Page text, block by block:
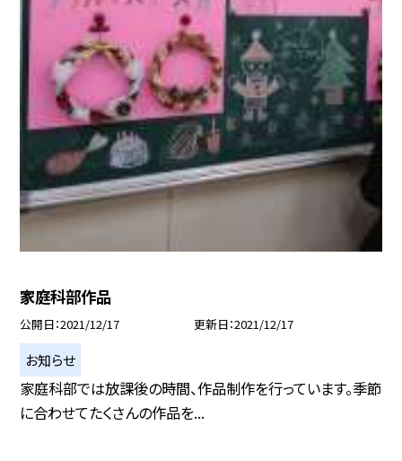
家庭科部作品
公開日 2021/12/17 更新日 2021/12/17
お知らせ
家庭科部では放課後の時間、作品制作を行っています。季節
に合わせてたくさんの作品を...